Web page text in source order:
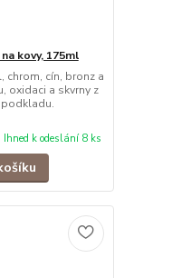
kovy, 175ml
chrom, cín, bronz a
oxidaci a skvrny z
Ihned k odeslání 8 ks